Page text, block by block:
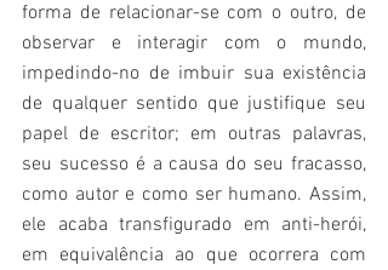
forma de relacionar-se com o outro, de
observar e interagir com o mundo,
impedindo-no de imbuir sua existência
de qualquer sentido que justifique seu
papel de escritor; em outras palavras,
seu sucesso é a causa do seu fracasso,
como autor e como ser humano. Assim,
ele acaba transfigurado em anti-herói,
em equivalência ao que ocorrera com